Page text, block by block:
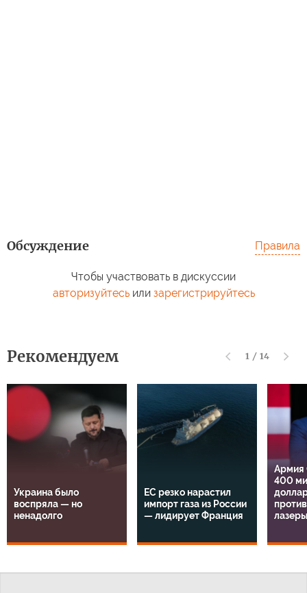
Обсуждение Правила
Чтобы участвовать в дискуссии
авторизуйтесьили зарегистрируйтесь
Рекомендуем 1 / 14
Украина было
воспряла — но
ненадолго
ЕС резко нарастил
импорт газа из России
— лидирует Франция
Армия
400
лазеры